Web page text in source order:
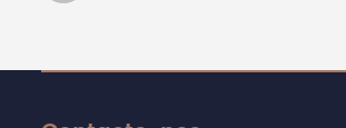
Atualizado em 16/12/2024